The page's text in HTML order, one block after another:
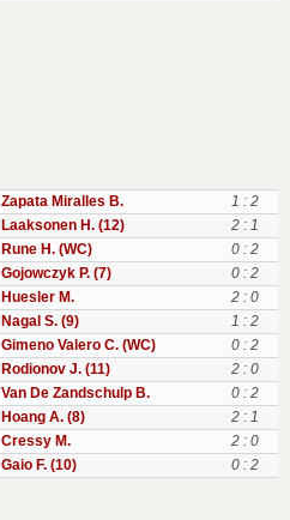
Zapata Miralles B.
1 : 2
Laaksonen H. (12)
2 : 1
Rune H. (WC)
0 : 2
Gojowczyk P. (7)
0 : 2
Huesler M.
2 : 0
Nagal S. (9)
1 : 2
Gimeno Valero C. (WC)
0 : 2
Rodionov J. (11)
2 : 0
Van De Zandschulp B.
0 : 2
Hoang A. (8)
2 : 1
Cressy M.
2 : 0
Gaio F. (10) 0 : 2